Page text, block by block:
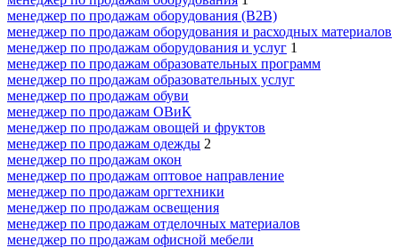
менеджер по продажам оборудования (B2B)
менеджер по продажам оборудования и расходных материалов
менеджер по продажам оборудования и услуг 1
менеджер по продажам образовательных программ
менеджер по продажам образовательных услуг
менеджер по продажам обуви
менеджер по продажам ОВиК
менеджер по продажам овощей и фруктов
менеджер по продажам одежды 2
менеджер по продажам окон
менеджер по продажам оптовое направление
менеджер по продажам оргтехники
менеджер по продажам освещения
менеджер по продажам отделочных материалов
менеджер по продажам офисной мебели